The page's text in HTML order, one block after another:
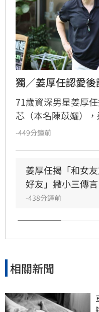
獨／姜厚任認愛
71歲資深男星姜厚
芯（本名陳苡孋）
議。面對外界對年
遺囑議題，他表示
論。宋亭誼報導
-449分鐘前
姜厚任揭「和女
好友」撇小三傳言
-438分鐘前
相關新聞